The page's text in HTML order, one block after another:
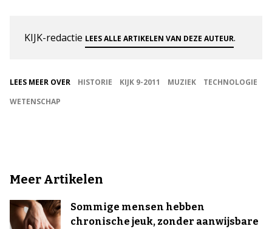
KIJK-redactie LEES ALLE ARTIKELEN VAN DEZE AUTEUR.
LEES MEER OVER HISTORIE KIJK 9-2011 MUZIEK
TECHNOLOGIE
WETENSCHAP
Meer Artikelen
Sommige mensen hebben
chronische jeuk, zonder aanwijsbare